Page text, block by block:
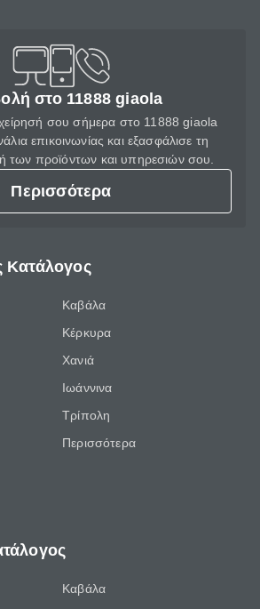
στο 11888 giaola
σου σήμερα στο 11888 giaola
επικοινωνίας και εξασφάλισε τη
των προϊόντων και υπηρεσιών σου.
Περισσότερα
Κατάλογος
Καβάλα
Κέρκυρα
Χανιά
Ιωάννινα
Τρίπολη
Περισσότερα
Καβάλα